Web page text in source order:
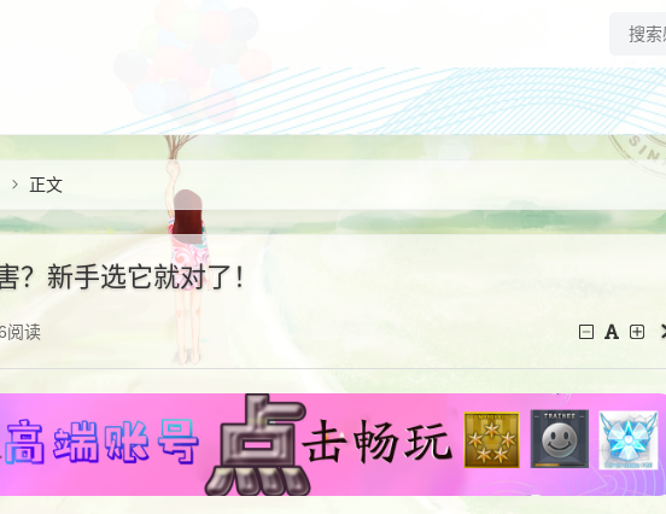
正文
？新手选它就对了！
阅读